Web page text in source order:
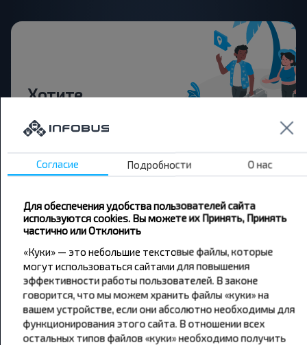
Хотите
путешествовать
дешевле?
Не пропусти специальные акции, скидки и
Подпишись на получение новостей и
путешествуй с нами дешевле!
Подписаться
Согласие Подробности О нас
Для обеспечения удобства пользователей сайта
используются cookies. Вы можете их Принять, Принять
частично или Отклонить
«Куки» — это небольшие текстовые файлы, которые
могут использоваться сайтами для повышения
эффективности работы пользователей. В законе
говорится, что мы можем хранить файлы «куки» на
вашем устройстве, если они абсолютно необходимы для
функционирования этого сайта. В отношении всех
остальных типов файлов «куки» необходимо получить